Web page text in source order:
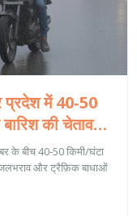
प्रदेश में 40‑50
की चेतावनी
के बीच 40‑50 किमी/घंटा
जलभराव और ट्रैफ़िक बाधाओं